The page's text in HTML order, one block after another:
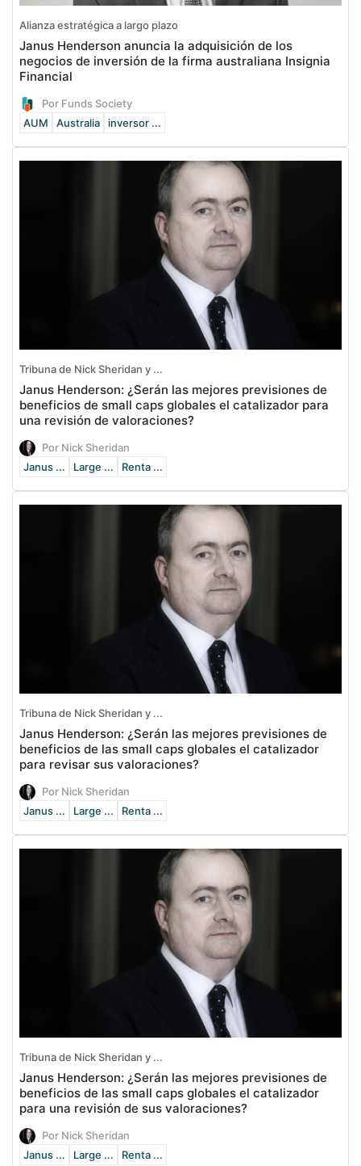
Alianza estratégica a largo plazo
Janus Henderson anuncia la adquisición de los
negocios de inversión de la firma australiana Insignia
Financial
Por Funds Society
AUM
Australia inversor ...
Tribuna de Nick Sheridan y ...
Janus Henderson: ¿Serán las mejores previsiones de
beneficios de small caps globales el catalizador para
una revisión de valoraciones?
Por Nick Sheridan
Janus ...
Large ... Renta ...
Tribuna de Nick Sheridan y ...
Janus Henderson: ¿Serán las mejores previsiones de
beneficios de las small caps globales el catalizador
para revisar sus valoraciones?
Por Nick Sheridan
Janus ...
Large ... Renta ...
Tribuna de Nick Sheridan y ...
Janus Henderson: ¿Serán las mejores previsiones de
beneficios de las small caps globales el catalizador
para una revisión de sus valoraciones?
Por Nick Sheridan
Janus ...
Large ... Renta ...